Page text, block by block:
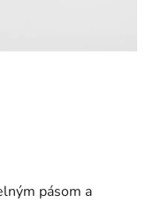
pásom a